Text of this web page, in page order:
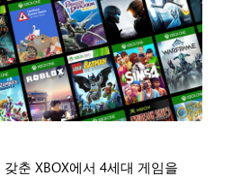
춘 XBOX에서 4세대 게임을